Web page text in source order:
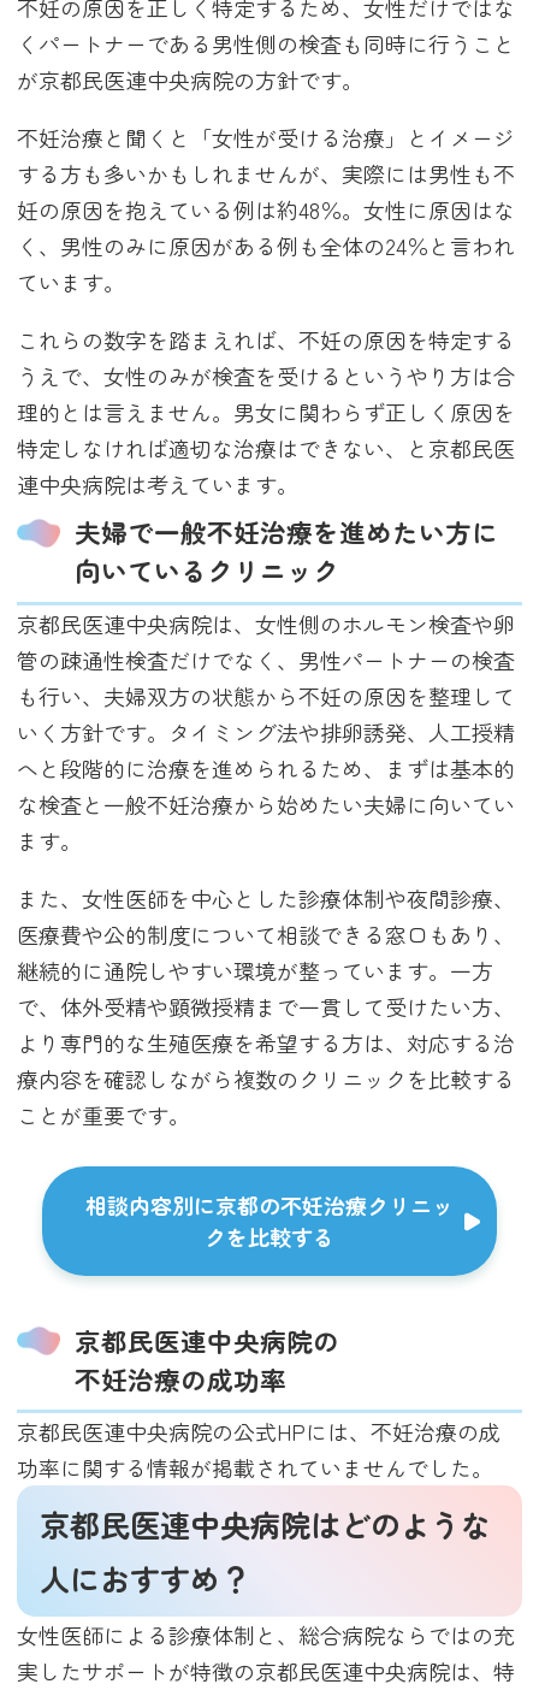
不妊の原因を正しく特定するため、女性だけではな
くパートナーである男性側の検査も同時に行うこと
が京都民医連中央病院の方針です。
不妊治療と聞くと「女性が受ける治療」とイメージ
する方も多いかもしれませんが、実際には男性も不
妊の原因を抱えている例は約48％。女性に原因はな
く、男性のみに原因がある例も全体の24％と言われ
ています。
これらの数字を踏まえれば、不妊の原因を特定する
うえで、女性のみが検査を受けるというやり方は合
理的とは言えません。男女に関わらず正しく原因を
特定しなければ適切な治療はできない、と京都民医
連中央病院は考えています。
夫婦で一般不妊治療を進めたい方に
向いているクリニック
京都民医連中央病院は、女性側のホルモン検査や卵
管の疎通性検査だけでなく、男性パートナーの検査
も行い、夫婦双方の状態から不妊の原因を整理して
いく方針です。タイミング法や排卵誘発、人工授精
へと段階的に治療を進められるため、まずは基本的
な検査と一般不妊治療から始めたい夫婦に向いてい
ます。
また、女性医師を中心とした診療体制や夜間診療、
医療費や公的制度について相談できる窓口もあり、
継続的に通院しやすい環境が整っています。一方
で、体外受精や顕微授精まで一貫して受けたい方、
より専門的な生殖医療を希望する方は、対応する治
療内容を確認しながら複数のクリニックを比較する
ことが重要です。
相談内容別に京都の不妊治療クリニッ
クを比較する
京都民医連中央病院の
不妊治療の成功率
京都民医連中央病院の公式HPには、不妊治療の成
功率に関する情報が掲載されていませんでした。
京都民医連中央病院はどのような
人におすすめ？
女性医師による診療体制と、総合病院ならではの充
実したサポートが特徴の京都民医連中央病院は、特